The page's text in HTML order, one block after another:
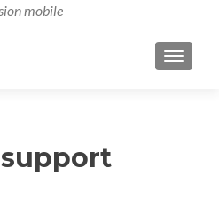
support